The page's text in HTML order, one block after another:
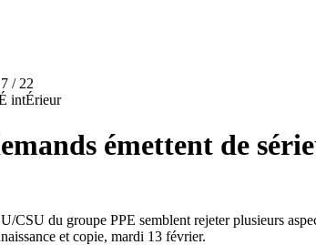
7 / 22
intÉrieur
émettent de
CSU du groupe PPE semblent rejeter plusieurs
et copie, mardi 13 février.